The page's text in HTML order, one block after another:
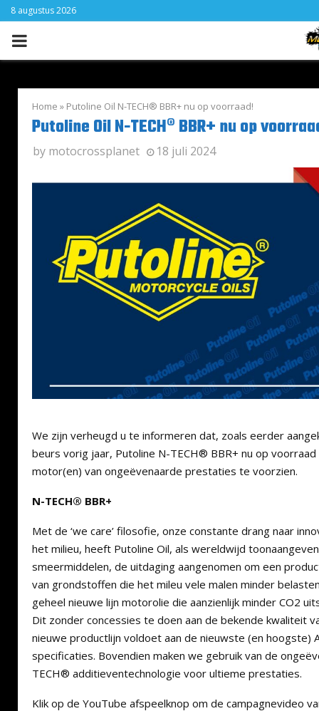
8 augustus 2026
PRIMARY
Home » Putoline Oil N-TECH® BBR+ nu op voorraad!
Putoline Oil N-TECH® BBR+ nu op
by motocrossplanet 18 juli 2024
We zijn verheugd u te informeren dat, zoals eerder
beurs vorig jaar, Putoline N-TECH® BBR+ nu op voorraad
motor(en) van ongeëvenaarde prestaties te voorzien.
N-TECH® BBR+
Met de ‘we care’ filosofie, onze constante drang naar
het milieu, heeft Putoline Oil, als wereldwijd
smeermiddelen, de uitdaging aangenomen om een
van grondstoffen die het mileu vele malen minder
geheel nieuwe lijn motorolie die aanzienlijk minder CO2
Dit zonder concessies te doen aan de bekende kwaliteit
nieuwe productlijn voldoet aan de nieuwste (en hoogste)
specificaties. Bovendien maken we gebruik van de
TECH® additieventechnologie voor ultieme prestaties.
Klik op de YouTube afspeelknop om de campagnevideo